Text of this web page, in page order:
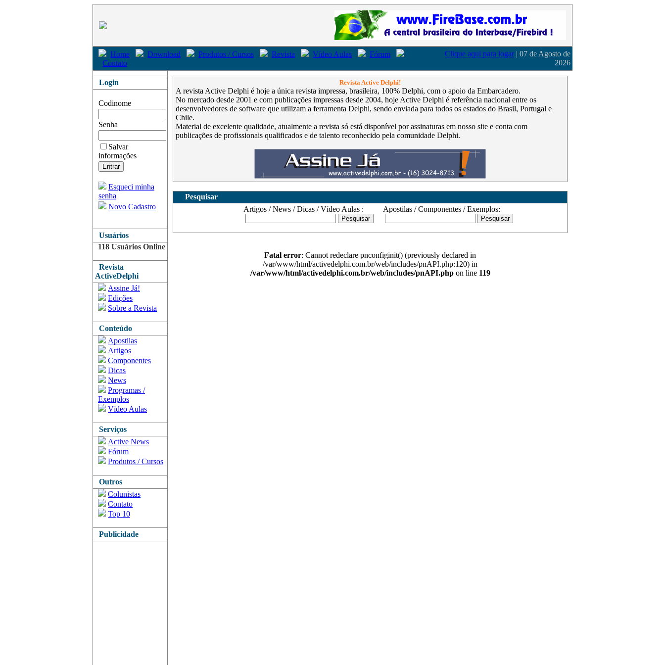
Home Download Produtos / Cursos Revista Vídeo Aulas
Fórum
Contato
Clique aqui para logar | 07 de Agosto de
2026
Login
Codinome
Senha
Salvar
informações
Esqueci minha
senha
Novo Cadastro
Usuários
118 Usuários Online
Revista
ActiveDelphi
Assine Já!
Edições
Sobre a Revista
Conteúdo
Apostilas
Artigos
Componentes
Dicas
News
Programas /
Exemplos
Vídeo Aulas
Serviços
Active News
Fórum
Produtos / Cursos
Outros
Colunistas
Contato
Top 10
Publicidade
Revista Active Delphi!
A revista Active Delphi é hoje a única revista impressa, brasileira, 100% Delphi, com o apoio da Embarcadero.
No mercado desde 2001 e com publicações impressas desde 2004, hoje Active Delphi é referência nacional entre os
desenvolvedores de software que utilizam a ferramenta Delphi, sendo enviada para todos os estados do Brasil, Portugal e
Chile.
Material de excelente qualidade, atualmente a revista só está disponível por assinaturas em nosso site e conta com
publicações de profissionais qualificados e de talento reconhecido pela comunidade Delphi.
Pesquisar
Artigos / News / Dicas / Vídeo Aulas :
Apostilas / Componentes / Exemplos:
Fatal error: Cannot redeclare pnconfiginit() (previously declared in
/var/www/html/activedelphi.com.br/web/includes/pnAPI.php:120) in
/var/www/html/activedelphi.com.br/web/includes/pnAPI.phpon line 119